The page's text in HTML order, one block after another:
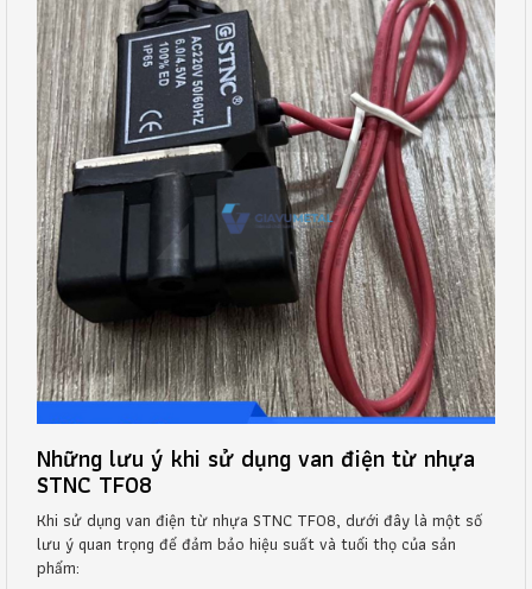
Những lưu ý khi sử dụng van điện từ nhựa
STNC TF08
Khi sử dụng van điện từ nhựa STNC TF08, dưới đây là một số
lưu ý quan trọng để đảm bảo hiệu suất và tuổi thọ của sản
phẩm: